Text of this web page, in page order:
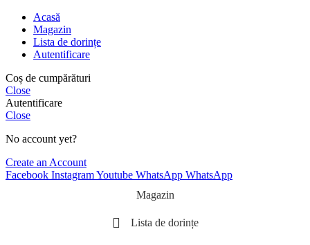
Acasă
Magazin
Lista de dorințe
Autentificare
Coș de cumpărături
Close
Autentificare
Close
No account yet?
Create an Account
Facebook InstagramYoutube WhatsApp WhatsApp
Magazin
Lista de dorințe